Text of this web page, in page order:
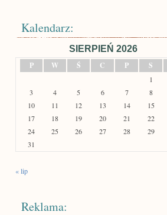
Kalendarz:
SIERPIEŃ 2026
P
W Ś C P S
1
3
4 5 6 7 8
10
11 12 13 14 15
17
18 19 20 21 22
24
25 26 27 28 29
31
« lip
Reklama: